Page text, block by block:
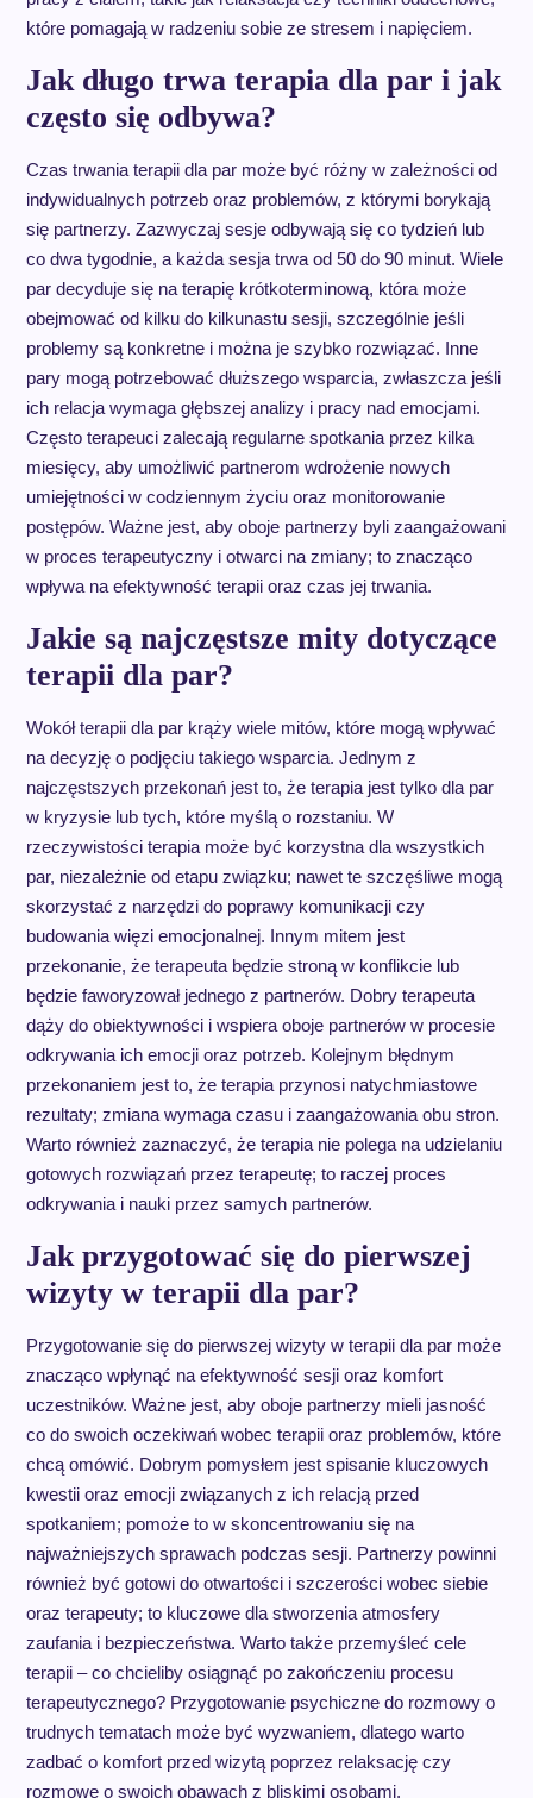
które pomagają w radzeniu sobie ze stresem i napięciem.
Jak długo trwa terapia dla par i jak
często się odbywa?
Czas trwania terapii dla par może być różny w zależności od
indywidualnych potrzeb oraz problemów, z którymi borykają
się partnerzy. Zazwyczaj sesje odbywają się co tydzień lub
co dwa tygodnie, a każda sesja trwa od 50 do 90 minut. Wiele
par decyduje się na terapię krótkoterminową, która może
obejmować od kilku do kilkunastu sesji, szczególnie jeśli
problemy są konkretne i można je szybko rozwiązać. Inne
pary mogą potrzebować dłuższego wsparcia, zwłaszcza jeśli
ich relacja wymaga głębszej analizy i pracy nad emocjami.
Często terapeuci zalecają regularne spotkania przez kilka
miesięcy, aby umożliwić partnerom wdrożenie nowych
umiejętności w codziennym życiu oraz monitorowanie
postępów. Ważne jest, aby oboje partnerzy byli zaangażowani
w proces terapeutyczny i otwarci na zmiany; to znacząco
wpływa na efektywność terapii oraz czas jej trwania.
Jakie są najczęstsze mity dotyczące
terapii dla par?
Wokół terapii dla par krąży wiele mitów, które mogą wpływać
na decyzję o podjęciu takiego wsparcia. Jednym z
najczęstszych przekonań jest to, że terapia jest tylko dla par
w kryzysie lub tych, które myślą o rozstaniu. W
rzeczywistości terapia może być korzystna dla wszystkich
par, niezależnie od etapu związku; nawet te szczęśliwe mogą
skorzystać z narzędzi do poprawy komunikacji czy
budowania więzi emocjonalnej. Innym mitem jest
przekonanie, że terapeuta będzie stroną w konflikcie lub
będzie faworyzował jednego z partnerów. Dobry terapeuta
dąży do obiektywności i wspiera oboje partnerów w procesie
odkrywania ich emocji oraz potrzeb. Kolejnym błędnym
przekonaniem jest to, że terapia przynosi natychmiastowe
rezultaty; zmiana wymaga czasu i zaangażowania obu stron.
Warto również zaznaczyć, że terapia nie polega na udzielaniu
gotowych rozwiązań przez terapeutę; to raczej proces
odkrywania i nauki przez samych partnerów.
Jak przygotować się do pierwszej
wizyty w terapii dla par?
Przygotowanie się do pierwszej wizyty w terapii dla par może
znacząco wpłynąć na efektywność sesji oraz komfort
uczestników. Ważne jest, aby oboje partnerzy mieli jasność
co do swoich oczekiwań wobec terapii oraz problemów, które
chcą omówić. Dobrym pomysłem jest spisanie kluczowych
kwestii oraz emocji związanych z ich relacją przed
spotkaniem; pomoże to w skoncentrowaniu się na
najważniejszych sprawach podczas sesji. Partnerzy powinni
również być gotowi do otwartości i szczerości wobec siebie
oraz terapeuty; to kluczowe dla stworzenia atmosfery
zaufania i bezpieczeństwa. Warto także przemyśleć cele
terapii – co chcieliby osiągnąć po zakończeniu procesu
terapeutycznego? Przygotowanie psychiczne do rozmowy o
trudnych tematach może być wyzwaniem, dlatego warto
zadbać o komfort przed wizytą poprzez relaksację czy
rozmowę o swoich obawach z bliskimi osobami.